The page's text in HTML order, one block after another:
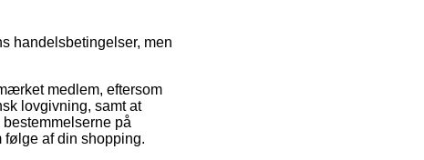
handelsbetingelser, men
medlem, eftersom
lovgivning, samt at
på
følge af din shopping.